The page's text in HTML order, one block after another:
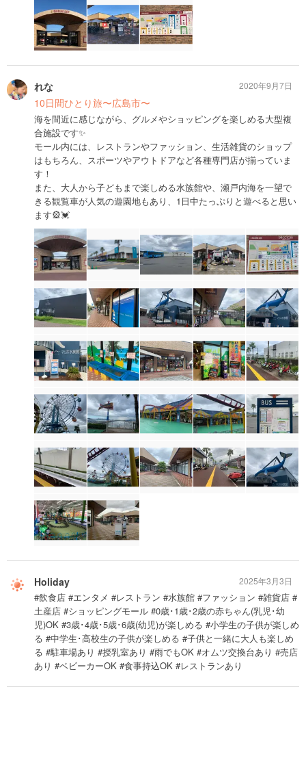
れな
10日間ひとり旅〜広島市〜
海を間近に感じながら、グルメやショッピングを楽しめる大型複
合施設です✨
モール内には、レストランやファッション、生活雑貨のショップ
はもちろん、スポーツやアウトドアなど各種専門店が揃っていま
す！
また、大人から子どもまで楽しめる水族館や、瀬戸内海を一望で
きる観覧車が人気の遊園地もあり、1日中たっぷりと遊べると思い
ます🎡💓
2020年9月7日
Holiday
#飲食店 #エンタメ #レストラン #水族館 #ファッション #雑貨店 #
土産店 #ショッピングモール #0歳･1歳･2歳の赤ちゃん(乳児･幼
児)OK #3歳･4歳･5歳･6歳(幼児)が楽しめる #小学生の子供が楽しめ
る #中学生･高校生の子供が楽しめる #子供と一緒に大人も楽しめ
る #駐車場あり #授乳室あり #雨でもOK #オムツ交換台あり #売店
あり #ベビーカーOK #食事持込OK #レストランあり
2025年3月3日